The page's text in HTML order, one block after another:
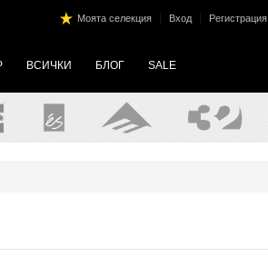
Моята селекция Вход Регистрация
ВСИЧКИ БЛОГ SALE